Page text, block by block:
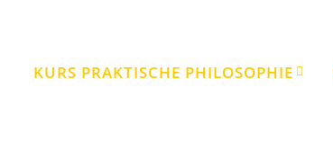
KURS PRAKTISCHE PHILOSOPHIE